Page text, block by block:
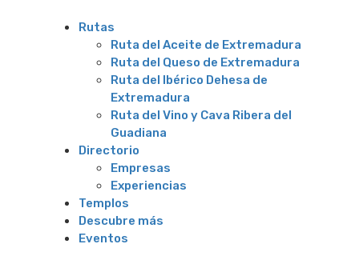
Rutas
Ruta del Aceite de Extremadura
Ruta del Queso de Extremadura
Ruta del Ibérico Dehesa de
Extremadura
Ruta del Vino y Cava Ribera del
Guadiana
Directorio
Empresas
Experiencias
Templos
Descubre más
Eventos